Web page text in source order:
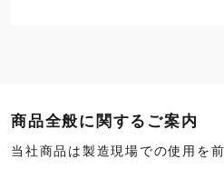
商品全般に関するご案内
当社商品は製造現場での使用を